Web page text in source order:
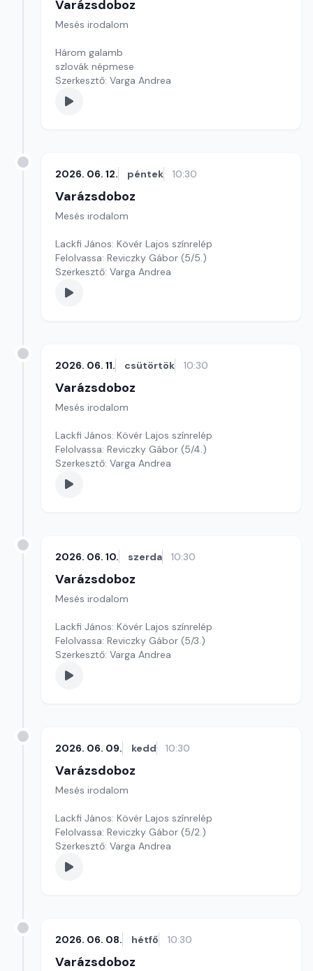
Varázsdoboz
Mesés irodalom
Három galamb
szlovák népmese
Szerkesztő: Varga Andrea
2026. 06. 12. péntek 10:30
Varázsdoboz
Mesés irodalom
Lackfi János: Kövér Lajos színrelép
Felolvassa: Reviczky Gábor (5/5.)
Szerkesztő: Varga Andrea
2026. 06. 11. csütörtök 10:30
Varázsdoboz
Mesés irodalom
Lackfi János: Kövér Lajos színrelép
Felolvassa: Reviczky Gábor (5/4.)
Szerkesztő: Varga Andrea
2026. 06. 10. szerda 10:30
Varázsdoboz
Mesés irodalom
Lackfi János: Kövér Lajos színrelép
Felolvassa: Reviczky Gábor (5/3.)
Szerkesztő: Varga Andrea
2026. 06. 09. kedd 10:30
Varázsdoboz
Mesés irodalom
Lackfi János: Kövér Lajos színrelép
Felolvassa: Reviczky Gábor (5/2.)
Szerkesztő: Varga Andrea
2026. 06. 08. hétfő 10:30
Varázsdoboz